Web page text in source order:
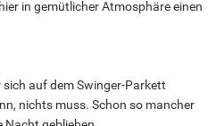
in gemütlicher Atmosphäre einen
auf dem Swinger-Parkett
nichts muss. Schon so mancher